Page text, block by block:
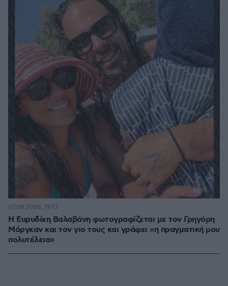
Η Ευρυδίκη Βαλαβάνη φωτογραφίζεται με τον Γρηγόρη
Μόργκαν και τον γιο τους και γράφει «η πραγματική μου
πολυτέλεια»
07.08.2026, 19:13